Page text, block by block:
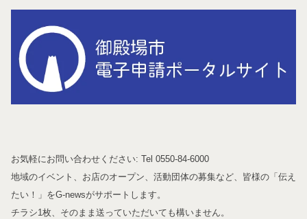
お気軽にお問い合わせください: Tel 0550-84-6000
地域のイベント、お店のオープン、活動団体の募集など、皆様の「伝え
たい！」をG-newsがサポートします。
チラシ1枚、そのまま送っていただいても構いません。